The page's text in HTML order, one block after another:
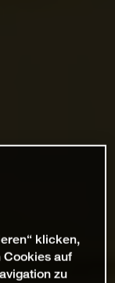
klicken,
Cookies auf
zu